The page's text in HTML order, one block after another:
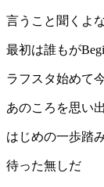
言うこと聞くよ
最初は誰もが
ラフスタ始めて
あのころを思い
はじめの一歩踏
待った無しだ